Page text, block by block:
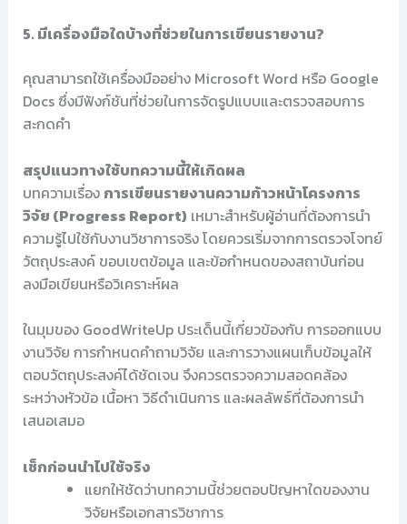
5. มีเครื่องมือใดบ้างที่ช่วยในการเขียนรายงาน?
คุณสามารถใช้เครื่องมืออย่าง Microsoft Word หรือ Google
Docs ซึ่งมีฟังก์ชันที่ช่วยในการจัดรูปแบบและตรวจสอบการ
สะกดคำ
สรุปแนวทางใช้บทความนี้ให้เกิดผล
บทความเรื่อง การเขียนรายงานความก้าวหน้าโครงการ
วิจัย (Progress Report) เหมาะสำหรับผู้อ่านที่ต้องการนำ
ความรู้ไปใช้กับงานวิชาการจริง โดยควรเริ่มจากการตรวจโจทย์
วัตถุประสงค์ ขอบเขตข้อมูล และข้อกำหนดของสถาบันก่อน
ลงมือเขียนหรือวิเคราะห์ผล
ในมุมของ GoodWriteUp ประเด็นนี้เกี่ยวข้องกับ การออกแบบ
งานวิจัย การกำหนดคำถามวิจัย และการวางแผนเก็บข้อมูลให้
ตอบวัตถุประสงค์ได้ชัดเจน จึงควรตรวจความสอดคล้อง
ระหว่างหัวข้อ เนื้อหา วิธีดำเนินการ และผลลัพธ์ที่ต้องการนำ
เสนอเสมอ
เช็กก่อนนำไปใช้จริง
แยกให้ชัดว่าบทความนี้ช่วยตอบปัญหาใดของงาน
วิจัยหรือเอกสารวิชาการ